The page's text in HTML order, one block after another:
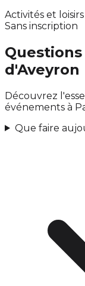
Activités et
Sans inscription
d'Aveyron
Découvrez
événements à
Que faire